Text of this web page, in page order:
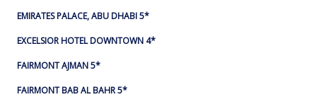
EMIRATES PALACE, ABU DHABI 5*
EXCELSIOR HOTEL DOWNTOWN 4*
FAIRMONT AJMAN 5*
FAIRMONT BAB AL BAHR 5*